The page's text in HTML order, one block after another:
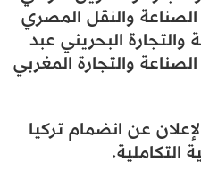
والنقل المصري
والتجارة البحريني عبد
والتجارة المغربي
عن انضمام تركيا
التكاملية.